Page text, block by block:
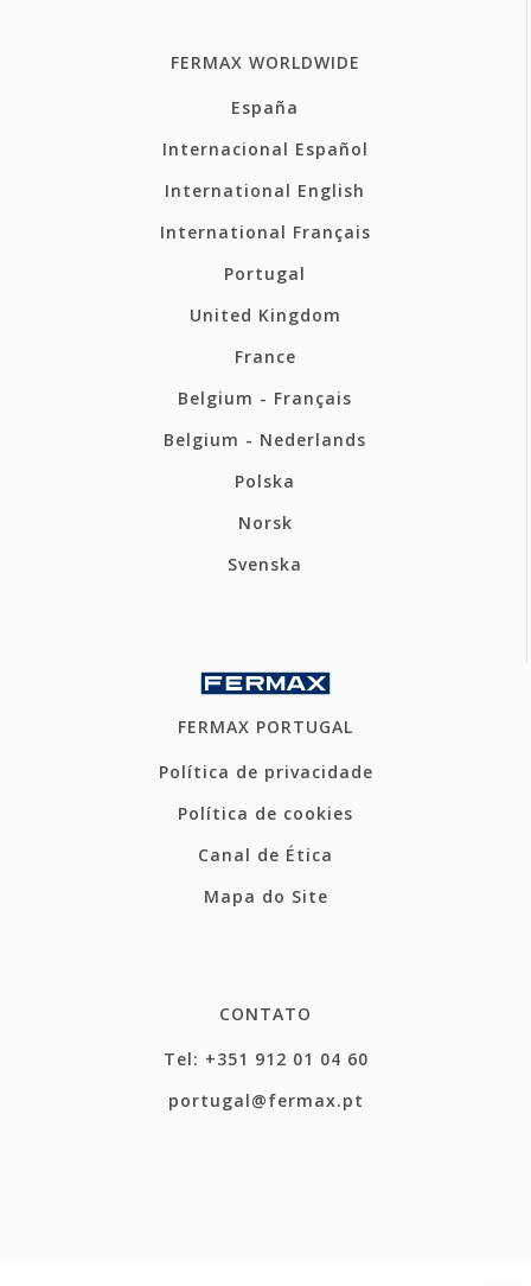
FERMAX WORLDWIDE
España
Internacional Español
International English
International Français
Portugal
United Kingdom
France
Belgium - Français
Belgium - Nederlands
Polska
Norsk
Svenska
FERMAX PORTUGAL
Política de privacidade
Política de cookies
Canal de Ética
Mapa do Site
CONTATO
Tel: +351 912 01 04 60
portugal@fermax.pt